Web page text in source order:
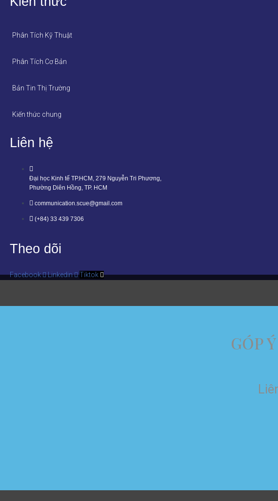
Phân Tích Kỹ Thuật
Phân Tích Cơ Bản
Bản Tin Thị Trường
Kiến thức chung
Liên hệ
Đại học Kinh tế TP.HCM, 279 Nguyễn Tri Phương,
Phường Diên Hồng, TP. HCM
communication.scue@gmail.com
(+84) 33 439 7306
Theo dõi
Facebook Linkedin Tiktok
GÓP